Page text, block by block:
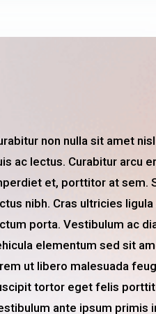
non nulla sit amet
ac lectus. Curabitur arcu
et, porttitor at sem.
nibh. Cras ultricies
porta. Vestibulum ac
elementum sed sit
ut libero malesuada
tortor eget felis
ante ipsum primis